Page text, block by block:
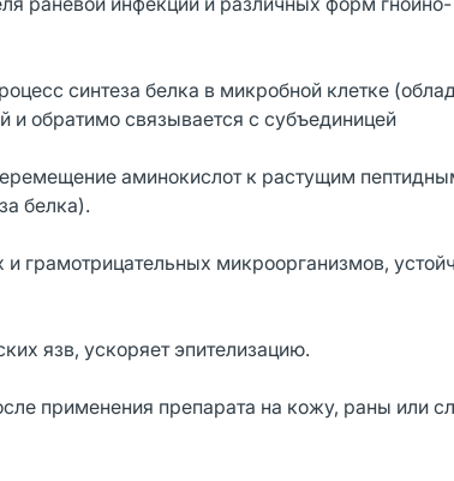
синтеза белка в микробной клетке
и обратимо связывается с субъединицей
аминокислот к растущим
белка).
грамотрицательных микроорганизмов,
язв, ускоряет эпителизацию.
применения препарата на кожу, раны или